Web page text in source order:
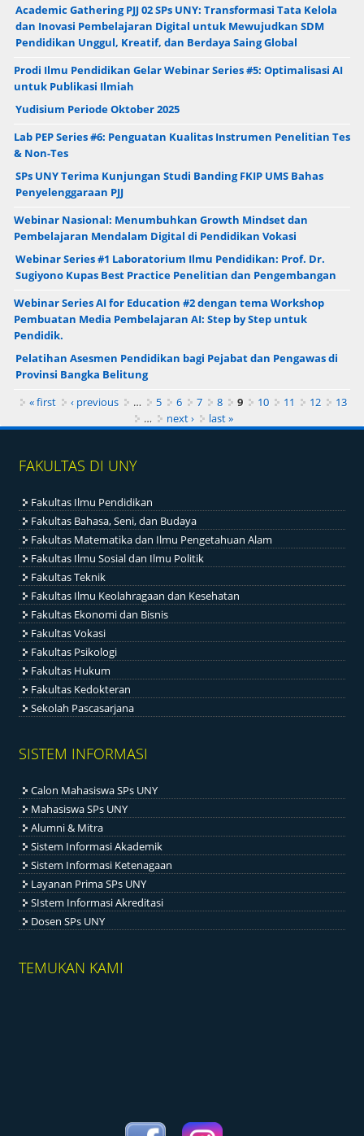
Academic Gathering PJJ 02 SPs UNY: Transformasi Tata Kelola
dan Inovasi Pembelajaran Digital untuk Mewujudkan SDM
Pendidikan Unggul, Kreatif, dan Berdaya Saing Global
Prodi Ilmu Pendidikan Gelar Webinar Series #5: Optimalisasi AI
untuk Publikasi Ilmiah
Yudisium Periode Oktober 2025
Lab PEP Series #6: Penguatan Kualitas Instrumen Penelitian Tes
& Non-Tes
SPs UNY Terima Kunjungan Studi Banding FKIP UMS Bahas
Penyelenggaraan PJJ
Webinar Nasional: Menumbuhkan Growth Mindset dan
Pembelajaran Mendalam Digital di Pendidikan Vokasi
Webinar Series #1 Laboratorium Ilmu Pendidikan: Prof. Dr.
Sugiyono Kupas Best Practice Penelitian dan Pengembangan
Webinar Series AI for Education #2 dengan tema Workshop
Pembuatan Media Pembelajaran AI: Step by Step untuk
Pendidik.
Pelatihan Asesmen Pendidikan bagi Pejabat dan Pengawas di
Provinsi Bangka Belitung
Pages
« first ‹ previous … 5 6 7 8 9 10 11 12
13
…
next › last »
FAKULTAS DI UNY
Fakultas Ilmu Pendidikan
Fakultas Bahasa, Seni, dan Budaya
Fakultas Matematika dan Ilmu Pengetahuan Alam
Fakultas Ilmu Sosial dan Ilmu Politik
Fakultas Teknik
Fakultas Ilmu Keolahragaan dan Kesehatan
Fakultas Ekonomi dan Bisnis
Fakultas Vokasi
Fakultas Psikologi
Fakultas Hukum
Fakultas Kedokteran
Sekolah Pascasarjana
SISTEM INFORMASI
Calon Mahasiswa SPs UNY
Mahasiswa SPs UNY
Alumni & Mitra
Sistem Informasi Akademik
Sistem Informasi Ketenagaan
Layanan Prima SPs UNY
SIstem Informasi Akreditasi
Dosen SPs UNY
TEMUKAN KAMI